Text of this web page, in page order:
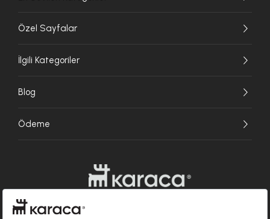
Özel Sayfalar
İlgili Kategoriler
Blog
Ödeme